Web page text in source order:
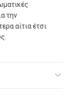
την
αίτια έτσι